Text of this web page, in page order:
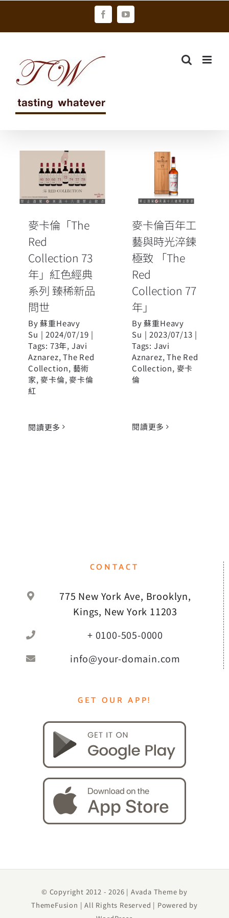
FacebookYouTube
麥卡倫「The
Red
Collection 73
年」紅色經典
問世
麥卡倫「The
Red
Collection 73
年」紅色經典
系列 臻稀新品
問世
By蘇重Heavy
Su | 2024/07/19 |
Tags: 73年, Javi
Aznarez,The Red
Collection, 藝術
家, 麥卡倫, 麥卡倫
紅
閱讀更多
麥卡倫百年工
藝與時光淬鍊
極致 「The
Red
年」
麥卡倫百年工
藝與時光淬鍊
極致 「The
Red
Collection 77
年」
By蘇重Heavy
Su | 2023/07/13 |
Tags: Javi
Aznarez,The Red
Collection, 麥卡
倫
閱讀更多
CONTACT
775 New York Ave, Brooklyn,
Kings, New York 11203
+ 0100-505-0000
info@your-domain.com
GET OUR APP!
© Copyright 2012 -2026 | Avada Theme by
ThemeFusion | All Rights Reserved | Powered by